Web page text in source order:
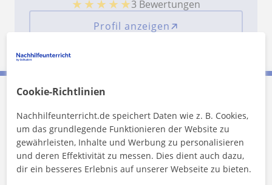
★ ★ ★ ★ ★3 Bewertungen
Profil anzeigen
Preis pro Stunde 20€/h
1. Lektion kostenlos
Cookie-Richtlinien
Nachhilfeunterricht.de speichert Daten wie z. B. Cookies,
um das grundlegende Funktionieren der Website zu
gewährleisten, Inhalte und Werbung zu personalisieren
und deren Effektivität zu messen. Dies dient auch dazu,
dir ein besseres Erlebnis auf unserer Webseite zu bieten.